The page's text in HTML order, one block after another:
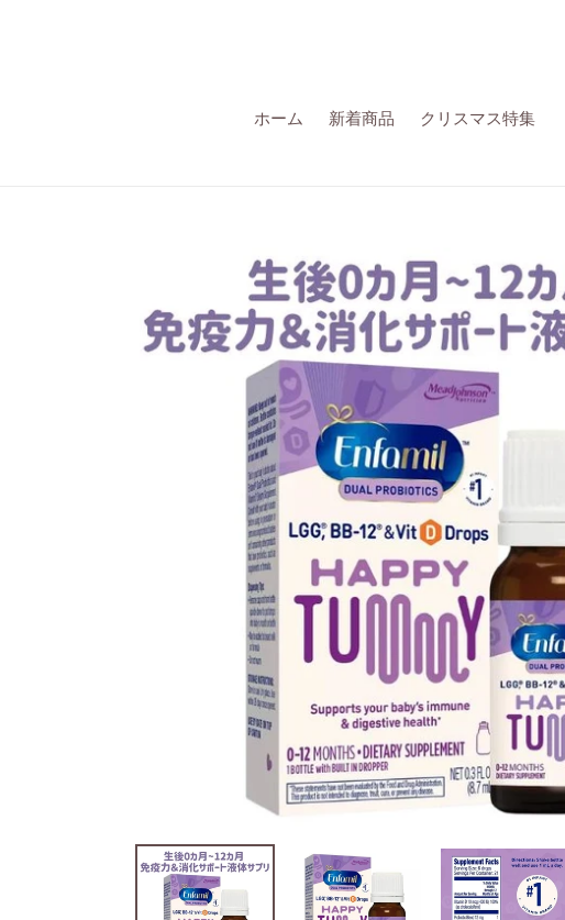
ホーム 新着商品 クリスマス特集